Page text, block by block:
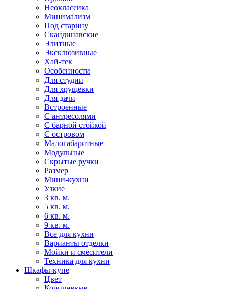
Неоклассика
Минимализм
Под старину
Скандинавские
Элитные
Эксклюзивные
Хай-тек
Особенности
Для студии
Для хрущевки
Для дачи
Встроенные
С антресолями
С барной стойкой
С островом
Малогабаритные
Модульные
Скрытые ручки
Размер
Мини-кухни
Узкие
3 кв. м.
5 кв. м.
6 кв. м.
9 кв. м.
Все для кухни
Варианты отделки
Мойки и смесители
Техника для кухни
Шкафы-купе
Цвет